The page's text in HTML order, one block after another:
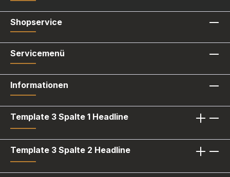
Shopservice
Servicemenü
Informationen
Template 3 Spalte 1 Headline
Template 3 Spalte 2 Headline